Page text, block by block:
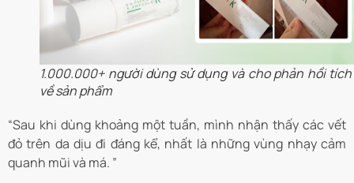
1.000.000+ người dùng sử dụng và cho phản hồi
về sản phẩm
“Sau khi dùng khoảng một tuần, mình nhận thấy các vết
đỏ trên da dịu đi đáng kể, nhất là những vùng nhạy cảm
quanh mũi và má. ”